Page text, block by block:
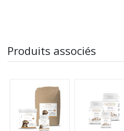
Produits associés